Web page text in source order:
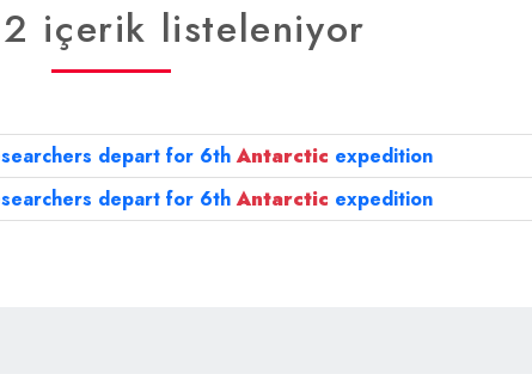
içerik listeleniyor
depart for 6thAntarctic expedition
depart for 6thAntarctic expedition